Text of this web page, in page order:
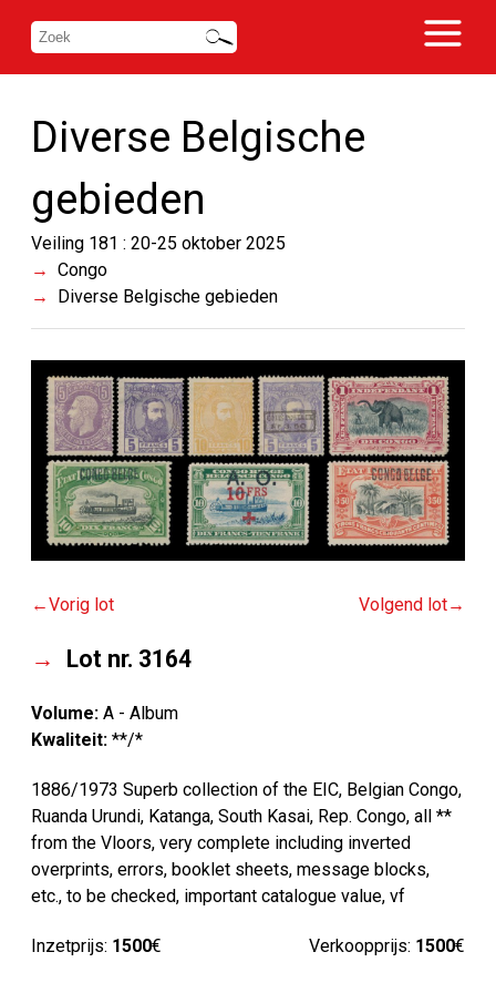
Diverse Belgische
gebieden
Veiling 181 : 20-25 oktober 2025
Congo
Diverse Belgische gebieden
Vorig lot Volgend lot
Lot nr. 3164
Volume: A - Album
Kwaliteit: **/*
1886/1973 Superb collection of the EIC, Belgian Congo,
Ruanda Urundi, Katanga, South Kasai, Rep. Congo, all **
from the Vloors, very complete including inverted
overprints, errors, booklet sheets, message blocks,
etc., to be checked, important catalogue value, vf
Inzetprijs: 1500€ Verkoopprijs: 1500€